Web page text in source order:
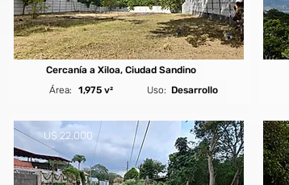
Cercanía a Xiloa, Ciudad Sandino
Área:
1,975 v² Desarrollo
Uso:
U$ 22,000